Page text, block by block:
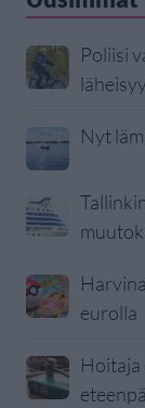
Poliisi
Nyt
eurolla